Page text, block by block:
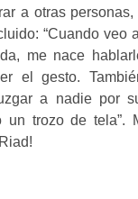
a otras
“Cuando veo
me nace
el gesto.
a nadie por
un trozo de tela”.